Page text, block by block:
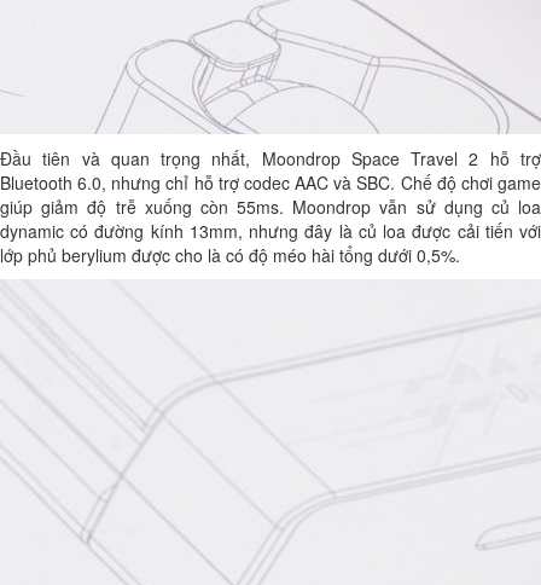
Đầu tiên và quan trọng nhất, Moondrop Space Travel 2 hỗ trợ
Bluetooth 6.0, nhưng chỉ hỗ trợ codec AAC và SBC. Chế độ chơi game
giúp giảm độ trễ xuống còn 55ms. Moondrop vẫn sử dụng củ loa
dynamic có đường kính 13mm, nhưng đây là củ loa được cải tiến với
lớp phủ berylium được cho là có độ méo hài tổng dưới 0,5%.